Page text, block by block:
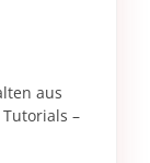
aus
–